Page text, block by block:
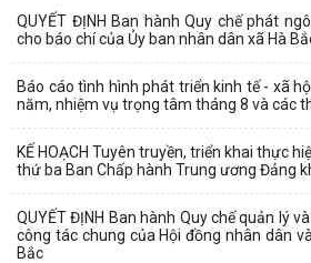
QUYẾT ĐỊNH Ban hành Quy chế phát
cho báo chí của Ủy ban nhân dân xã Hà
Báo cáo tình hình phát triển kinh tế - xã
năm, nhiệm vụ trọng tâm tháng 8 và các
KẾ HOẠCH Tuyên truyền, triển khai thực
thứ ba Ban Chấp hành Trung ương Đảng
QUYẾT ĐỊNH Ban hành Quy chế quản lý
công tác chung của Hội đồng nhân dân
Bắc